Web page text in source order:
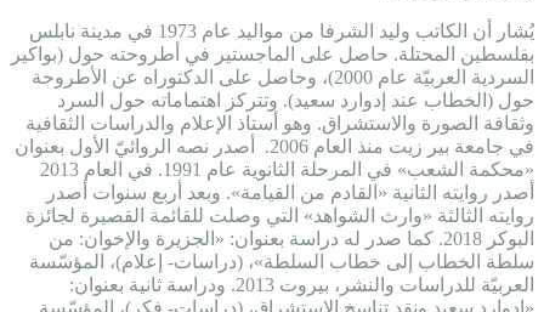
يُشار أن الكاتب وليد الشرفا من مواليد عام 1973 في مدينة نابلس
بفلسطين المحتلة. حاصل على الماجستير في أطروحته حول (بواكير
السردية العربيّة عام 2000)، وحاصل على الدكتوراه عن الأطروحة
حول (الخطاب عند إدوارد سعيد). وتتركز اهتماماته حول السرد
وثقافة الصورة والاستشراق. وهو أستاذ الإعلام والدراسات الثقافية
في جامعة بير زيت منذ العام 2006. أصدر نصه الروائيّ الأول بعنوان
«محكمة الشعب» في المرحلة الثانوية عام 1991. في العام 2013
أصدر روايته الثانية «القادم من القيامة». وبعد أربع سنوات أصدر
روايته الثالثة «وارث الشواهد» التي وصلت للقائمة القصيرة لجائزة
البوكر 2018. كما صدر له دراسة بعنوان: «الجزيرة والإخوان: من
سلطة الخطاب إلى خطاب السلطة»، (دراسات- إعلام)، المؤسّسة
العربيّة للدراسات والنشر، بيروت 2013. ودراسة ثانية بعنوان:
«إدوارد سعيد ونقد تناسخ الاستشراق، (دراسات- فكر)، المؤسّسة